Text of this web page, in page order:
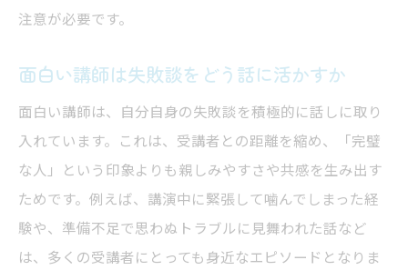
注意が必要です。
面白い講師は失敗談をどう話に活かすか
面白い講師は、自分自身の失敗談を積極的に話しに取り
入れています。これは、受講者との距離を縮め、「完璧
な人」という印象よりも親しみやすさや共感を生み出す
ためです。例えば、講演中に緊張して噛んでしまった経
験や、準備不足で思わぬトラブルに見舞われた話など
は、多くの受講者にとっても身近なエピソードとなりま